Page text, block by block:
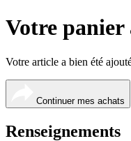
Votre panier
Votre article a bien été
Continuer mes achats
Renseignements